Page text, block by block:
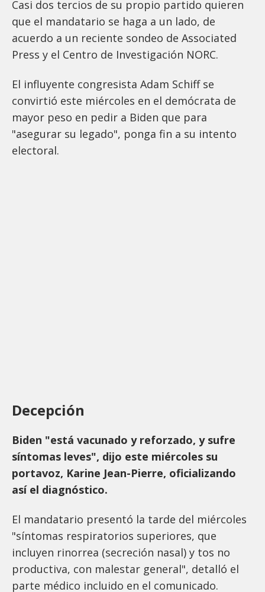
Casi dos tercios de su propio partido quieren
que el mandatario se haga a un lado, de
acuerdo a un reciente sondeo de Associated
Press y el Centro de Investigación NORC.
El influyente congresista Adam Schiff se
convirtió este miércoles en el demócrata de
mayor peso en pedir a Biden que para
"asegurar su legado", ponga fin a su intento
electoral.
Decepción
Biden "está vacunado y reforzado, y sufre
síntomas leves", dijo este miércoles su
portavoz, Karine Jean-Pierre, oficializando
así el diagnóstico.
El mandatario presentó la tarde del miércoles
"síntomas respiratorios superiores, que
incluyen rinorrea (secreción nasal) y tos no
productiva, con malestar general", detalló el
parte médico incluido en el comunicado.